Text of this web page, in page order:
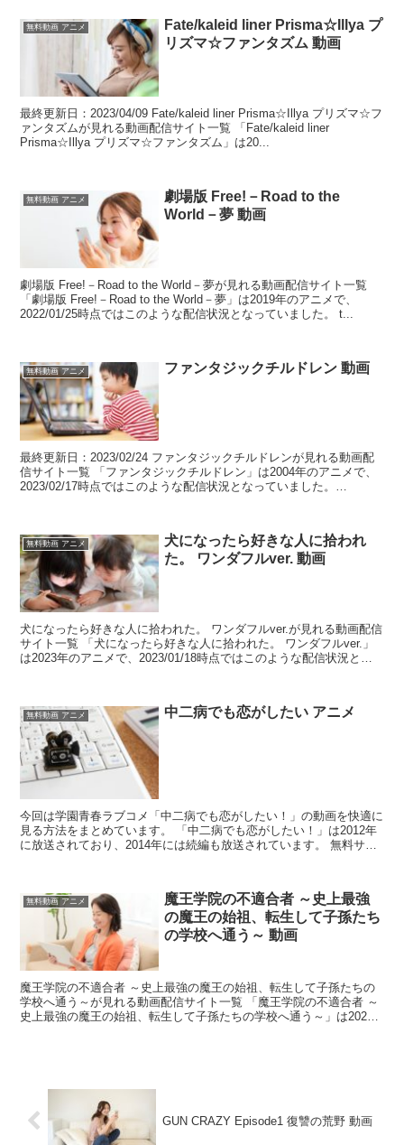
無料動画 アニメ
Fate/kaleid liner Prisma☆Illya プ
リズマ☆ファンタズム 動画
最終更新日：2023/04/09 Fate/kaleid liner Prisma☆Illya プリズマ☆フ
ァンタズムが見れる動画配信サイト一覧 「Fate/kaleid liner
Prisma☆Illya プリズマ☆ファンタズム」は20...
無料動画 アニメ
劇場版 Free!－Road to the
World－夢 動画
劇場版 Free!－Road to the World－夢が見れる動画配信サイト一覧
「劇場版 Free!－Road to the World－夢」は2019年のアニメで、
2022/01/25時点ではこのような配信状況となっていました。 t...
無料動画 アニメ ファンタジックチルドレン 動画
最終更新日：2023/02/24 ファンタジックチルドレンが見れる動画配
信サイト一覧 「ファンタジックチルドレン」は2004年のアニメで、
2023/02/17時点ではこのような配信状況となっていました。
無料動画 アニメ
犬になったら好きな人に拾われ
た。 ワンダフルver. 動画
犬になったら好きな人に拾われた。 ワンダフルver.が見れる動画配信
サイト一覧 「犬になったら好きな人に拾われた。 ワンダフルver.」
は2023年のアニメで、2023/01/18時点ではこのような配信状況とな
無料動画 アニメ 中二病でも恋がしたい アニメ
今回は学園青春ラブコメ「中二病でも恋がしたい！」の動画を快適に
見る方法をまとめています。 「中二病でも恋がしたい！」は2012年
に放送されており、2014年には続編も放送されています。 無料サイ
無料動画 アニメ
魔王学院の不適合者 ～史上最強
の魔王の始祖、転生して子孫たち
の学校へ通う～ 動画
魔王学院の不適合者 ～史上最強の魔王の始祖、転生して子孫たちの
学校へ通う～が見れる動画配信サイト一覧 「魔王学院の不適合者 ～
史上最強の魔王の始祖、転生して子孫たちの学校へ通う～」は2020
GUN CRAZY Episode1 復讐の荒野 動画